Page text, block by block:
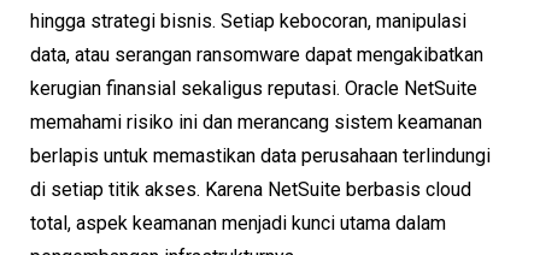
hingga strategi bisnis. Setiap kebocoran, manipulasi
data, atau serangan ransomware dapat mengakibatkan
kerugian finansial sekaligus reputasi. Oracle NetSuite
memahami risiko ini dan merancang sistem keamanan
berlapis untuk memastikan data perusahaan terlindungi
di setiap titik akses. Karena NetSuite berbasis cloud
total, aspek keamanan menjadi kunci utama dalam